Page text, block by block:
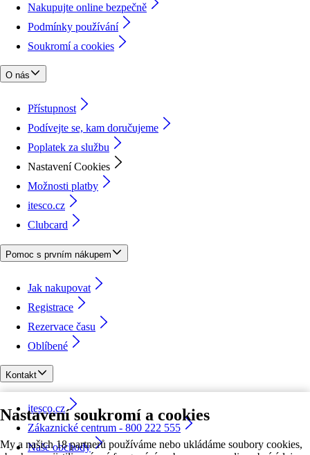
Nastavení soukromí a cookies
My a našich 18 partnerů používáme nebo ukládáme soubory cookies,
Nakupujte online bezpečně
Podmínky používání
Soukromí a cookies
O nás
Přístupnost
Podívejte se, kam doručujeme
Poplatek za službu
Nastavení Cookies
Možnosti platby
itesco.cz
Clubcard
Pomoc s prvním nákupem
Jak nakupovat
Registrace
Rezervace času
Oblíbené
Kontakt
itesco.cz
Zákaznické centrum - 800 222 555
Naše obchody